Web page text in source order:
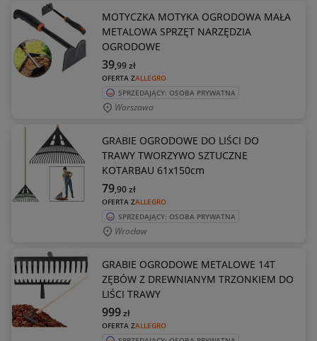
MOTYCZKA MOTYKA OGRODOWA MAŁA
METALOWA SPRZĘT NARZĘDZIA
OGRODOWE
OFERTA ZALLEGRO
39,99zł
SPRZEDAJĄCY: OSOBA PRYWATNA
Warszawa
GRABIE OGRODOWE DO LIŚCI DO
TRAWY TWORZYWO SZTUCZNE
KOTARBAU 61x150cm
OFERTA ZALLEGRO
79,90zł
SPRZEDAJĄCY: OSOBA PRYWATNA
Wrocław
GRABIE OGRODOWE METALOWE 14T
ZĘBÓW Z DREWNIANYM TRZONKIEM DO
LIŚCI TRAWY
OFERTA ZALLEGRO
999zł